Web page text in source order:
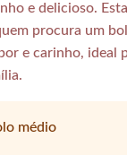
e delicioso.
procura um
e carinho, ideal
médio